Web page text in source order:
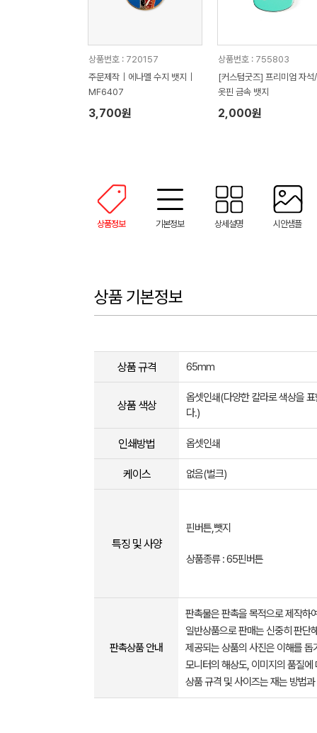
상품번호 : 720157
주문제작｜에나멜 수지 뱃지｜
MF6407
3,700원
상품번호 : 755803
[커스텀굿즈] 프리미엄 자석
옷핀 금속 뱃지
2,000원
상품정보 기본정보 상세설명 시안샘플
상품 기본정보
상품 규격 65mm
상품 색상
옵셋인쇄(다양한 칼라로 색상을
다.)
인쇄방법 옵셋인쇄
케이스 없음(벌크)
특징 및 사양
핀버튼,뺏지
상품종류 : 65핀버튼
판촉상품 안내
판촉물은 판촉을 목적으로 제작하
일반상품으로 판매는 신중히 판단
제공되는 상품의 사진은 이해를
모니터의 해상도, 이미지의 품질
상품 규격 및 사이즈는 재는 방법